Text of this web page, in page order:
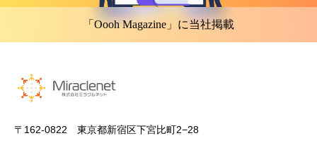
「Oooh Magazine」に当社掲載
〒162-0822 東京都新宿区下宮比町2−28